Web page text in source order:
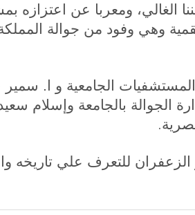
ومعربا عن اعتزازه
وهي وفود من جوالة المملكة
الجامعية و ا. سمير
الجوالة بالجامعة وإسلام
.
للتعرف علي تاريخه